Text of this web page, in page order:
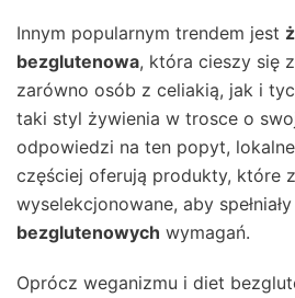
Innym popularnym trendem jest
bezglutenowa, która cieszy się
zarówno osób z celiakią, jak i
taki styl żywienia w trosce o
odpowiedzi na ten popyt,
częściej oferują produkty, które
wyselekcjonowane, aby
bezglutenowych wymagań.
Oprócz weganizmu i diet